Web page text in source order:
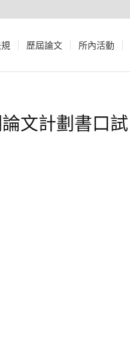
歷屆論文 所內活動
文計劃書口試